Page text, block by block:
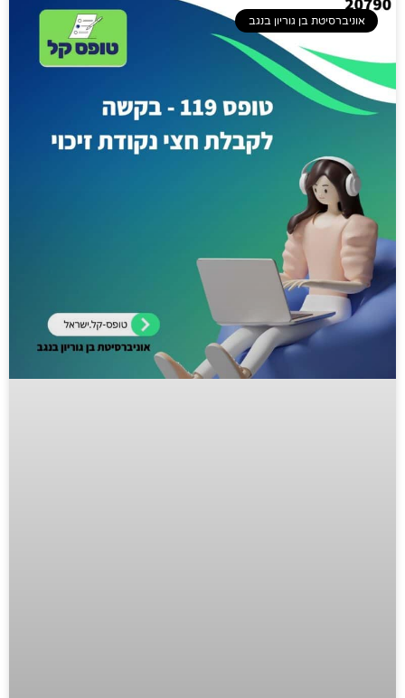
אוניברסיטת בן גוריון בנגב